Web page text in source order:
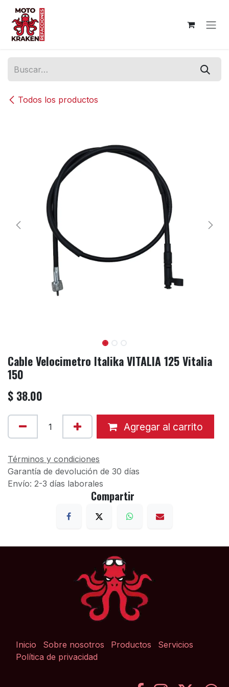
Ir al contenido
Todos los productos
Cable Velocimetro Italika VITALIA 125 Vitalia
150
$ 38.00
Agregar al carrito
Términos y condiciones
Garantía de devolución de 30 días
Envío: 2-3 días laborales
Compartir
Inicio Sobre nosotros Productos
Servicios
Política de privacidad